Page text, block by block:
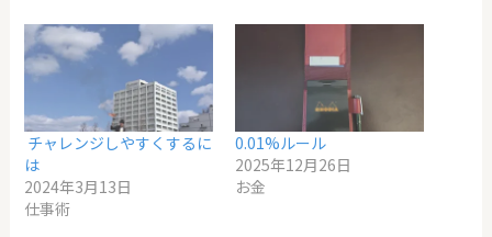
チャレンジしやすくするに
は
2024年3月13日
仕事術
0.01%ルール
2025年12月26日
お金